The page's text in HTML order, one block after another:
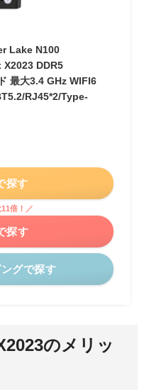
Lake N100
DDR5
最大3.4 GHz WIFI6
RJ45*2/Type-
探す
倍！／
探す
グで探す
のメリッ